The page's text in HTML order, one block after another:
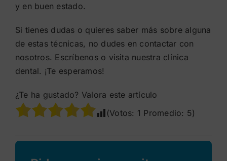
y en buen estado.
Si tienes dudas o quieres saber más sobre alguna
de estas técnicas, no dudes en contactar con
nosotros. Escríbenos o visita nuestra clínica
dental. ¡Te esperamos!
¿Te ha gustado? Valora este artículo
(Votos: 1 Promedio: 5)